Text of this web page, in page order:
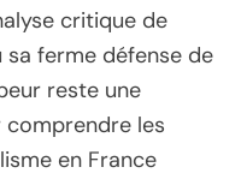
critique de
ferme défense de
reste une
les
en France